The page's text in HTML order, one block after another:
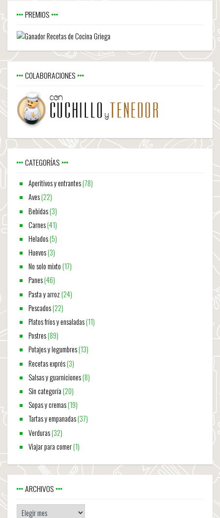
PREMIOS
COLABORACIONES
CATEGORÍAS
Aperitivos y entrantes(78)
Aves(22)
Bebidas(3)
Carnes(41)
Helados(5)
Huevos(3)
No solo mixto(17)
Panes(46)
Pasta y arroz(24)
Pescados(22)
Platos fríos y ensaladas(11)
Postres(89)
Potajes y legumbres(13)
Recetas exprés(3)
Salsas y guarniciones(8)
Sin categoría(20)
Sopas y cremas(19)
Tartas y empanadas(37)
Verduras(32)
Viajar para comer(1)
ARCHIVOS